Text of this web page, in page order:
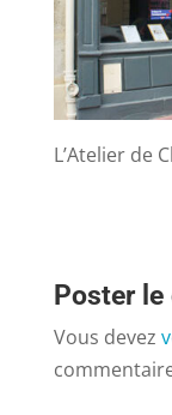
L’Atelier de
Poster
Vous devez